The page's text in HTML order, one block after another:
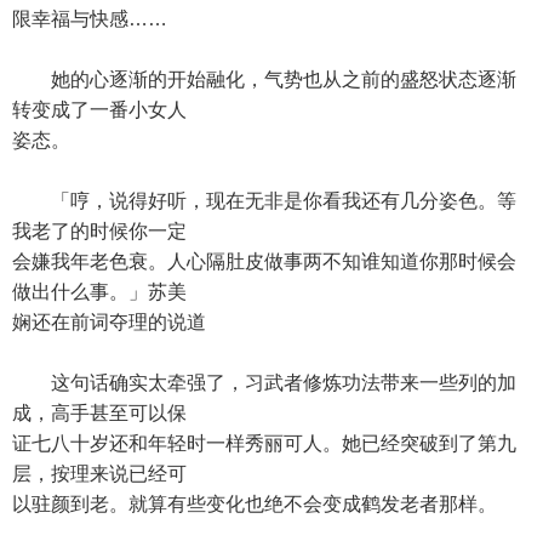
限幸福与快感……
她的心逐渐的开始融化，气势也从之前的盛怒状态逐渐
转变成了一番小女人
姿态。
「哼，说得好听，现在无非是你看我还有几分姿色。等
我老了的时候你一定
会嫌我年老色衰。人心隔肚皮做事两不知谁知道你那时候会
做出什么事。」苏美
娴还在前词夺理的说道
这句话确实太牵强了，习武者修炼功法带来一些列的加
成，高手甚至可以保
证七八十岁还和年轻时一样秀丽可人。她已经突破到了第九
层，按理来说已经可
以驻颜到老。就算有些变化也绝不会变成鹤发老者那样。